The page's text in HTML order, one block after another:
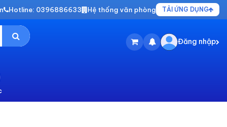
Hotline: 0396886633 Hệ thống văn phòng TẢI ỨNG DỤNG
Đăng nhập